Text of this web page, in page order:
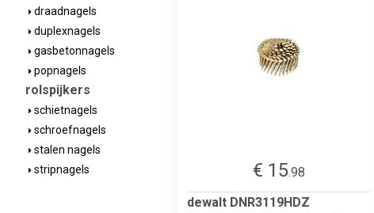
draadnagels
duplexnagels
gasbetonnagels
popnagels
rolspijkers
schietnagels
schroefnagels
stalen nagels
stripnagels
€ 15.98
dewalt DNR3119HDZ